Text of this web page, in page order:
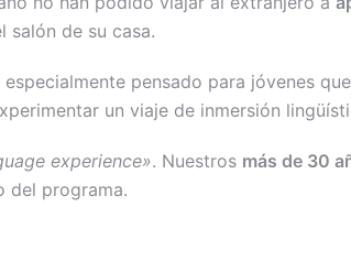
salón de su casa.
especialmente pensado para jóvenes
un viaje de inmersión
experience». Nuestros más de 30
del programa.